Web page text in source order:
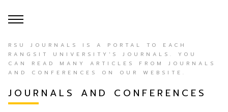
3.0
RSU JOURNALS IS A PORTAL TO EACH
RANGSIT UNIVERSITY'S JOURNALS. YOU
CAN READ MANY ARTICLES FROM JOURNALS
AND CONFERENCES ON OUR WEBSITE.
JOURNALS AND CONFERENCES